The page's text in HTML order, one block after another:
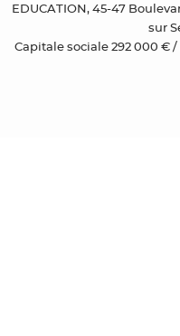
EDUCATION, 45-47
sur
Capitale sociale 292 000 € /